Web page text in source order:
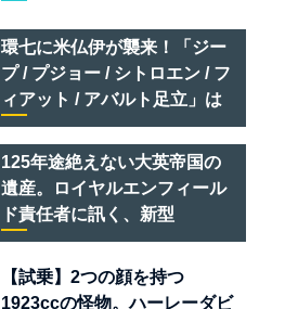
リオ /ベントレー スーパース
ポーツ
環七に米仏伊が襲来！「ジー
プ / プジョー / シトロエン / フ
ィアット / アバルト足立」は
クルマのセレクトショップで
ある
125年途絶えない大英帝国の
遺産。ロイヤルエンフィール
ド責任者に訊く、新型
「BULLET 650」と“時間の
質”を愛する理由
【試乗】2つの顔を持つ
1923ccの怪物。ハーレーダビ